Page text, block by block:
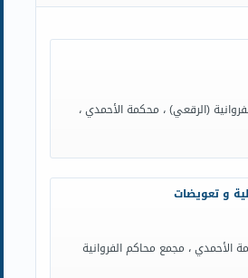
(الرقعي) ، محكمة الأحمدي ،
و تعويضات
الأحمدي ، مجمع محاكم الفروانية